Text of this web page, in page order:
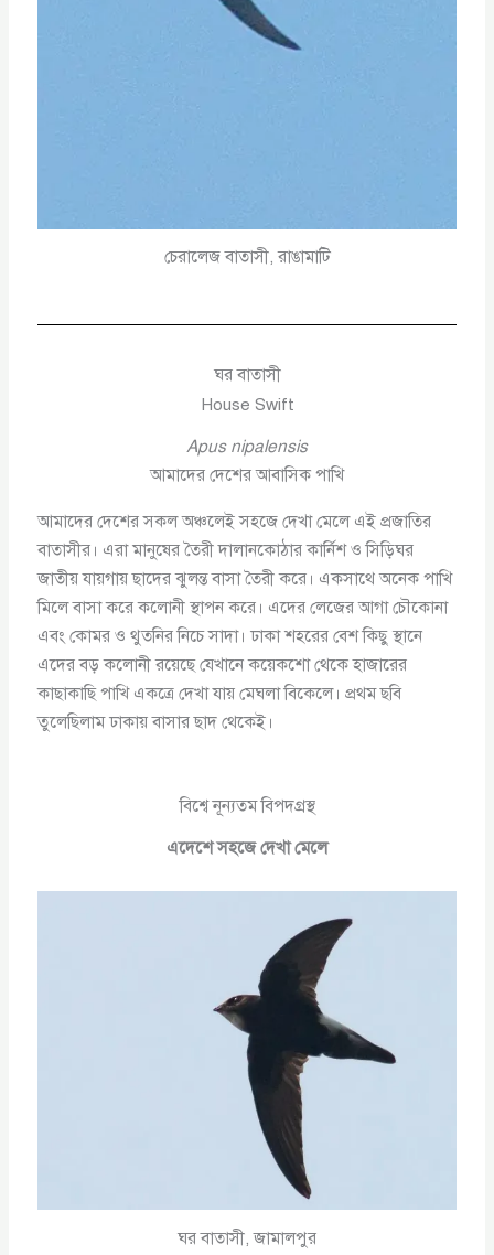
চেরালেজ বাতাসী, রাঙামাটি
ঘর বাতাসী
House Swift
Apus nipalensis
আমাদের দেশের আবাসিক পাখি
আমাদের দেশের সকল অঞ্চলেই সহজে দেখা মেলে এই প্রজাতির
বাতাসীর। এরা মানুষের তৈরী দালানকোঠার কার্নিশ ও সিড়িঘর
জাতীয় যায়গায় ছাদের ঝুলন্ত বাসা তৈরী করে। একসাথে অনেক পাখি
মিলে বাসা করে কলোনী স্থাপন করে। এদের লেজের আগা চৌকোনা
এবং কোমর ও থুতনির নিচে সাদা। ঢাকা শহরের বেশ কিছু স্থানে
এদের বড় কলোনী রয়েছে যেখানে কয়েকশো থেকে হাজারের
কাছাকাছি পাখি একত্রে দেখা যায় মেঘলা বিকেলে। প্রথম ছবি
তুলেছিলাম ঢাকায় বাসার ছাদ থেকেই।
বিশ্বে নূন্যতম বিপদগ্রস্থ
এদেশে সহজে দেখা মেলে
ঘর বাতাসী, জামালপুর